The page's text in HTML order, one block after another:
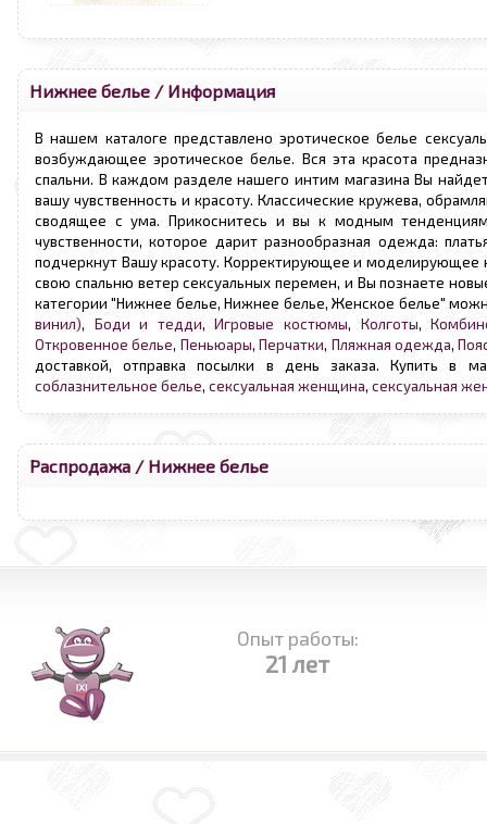
Нижнее белье / Информация
В нашем каталоге представлено эротическое белье
возбуждающее эротическое белье. Вся эта красота
спальни. В каждом разделе нашего интим магазина Вы
вашу чувственность и красоту. Классические кружева,
сводящее с ума. Прикоснитесь и вы к модным
чувственности, которое дарит разнообразная одежда:
подчеркнут Вашу красоту. Корректирующее и моделирующее
свою спальню ветер сексуальных перемен, и Вы познаете
категории "Нижнее белье, Нижнее белье, Женское белье"
винил), Боди и тедди,Игровые костюмы, Колготы,
Откровенное белье, Пеньюары,Перчатки, Пляжная одежда,
доставкой, отправка посылки в день заказа. Купить в
соблазнительное белье, сексуальная женщина, сексуальная
Распродажа / Нижнее белье
Опыт работы:
21 лет